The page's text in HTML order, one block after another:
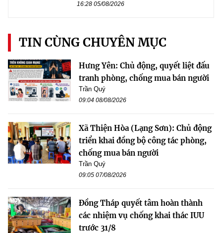
16:28 05/08/2026
TIN CÙNG CHUYÊN MỤC
Hưng Yên: Chủ động, quyết liệt đấu
tranh phòng, chống mua bán người
Trần Quý
09:04 08/08/2026
Xã Thiện Hòa (Lạng Sơn): Chủ động
triển khai đồng bộ công tác phòng,
chống mua bán người
Trần Quý
09:05 07/08/2026
Đồng Tháp quyết tâm hoàn thành
các nhiệm vụ chống khai thác IUU
trước 31/8